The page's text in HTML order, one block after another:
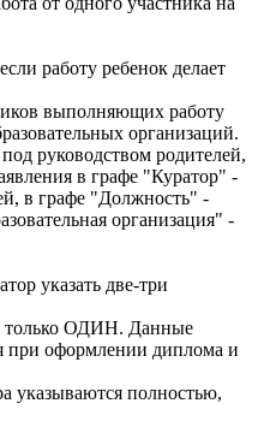
работу ребенок делает
выполняющих работу
организаций.
руководством родителей,
в графе "Куратор" -
в графе "Должность" -
организация" -
указать две-три
только ОДИН. Данные
при оформлении диплома и
указываются полностью,